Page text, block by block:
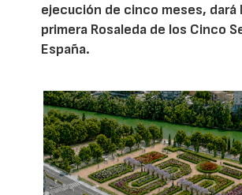
ejecución de cinco meses, dará
primera Rosaleda de los Cinco
España.